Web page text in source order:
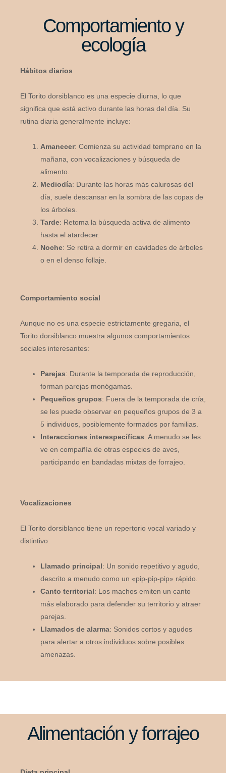
Comportamiento y
ecología
Hábitos diarios
El Torito dorsiblanco es una especie diurna, lo que
significa que está activo durante las horas del día. Su
rutina diaria generalmente incluye:
Amanecer: Comienza su actividad temprano en la
mañana, con vocalizaciones y búsqueda de
alimento.
Mediodía: Durante las horas más calurosas del
día, suele descansar en la sombra de las copas de
los árboles.
Tarde: Retoma la búsqueda activa de alimento
hasta el atardecer.
Noche: Se retira a dormir en cavidades de árboles
o en el denso follaje.
Comportamiento social
Aunque no es una especie estrictamente gregaria, el
Torito dorsiblanco muestra algunos comportamientos
sociales interesantes:
Parejas: Durante la temporada de reproducción,
forman parejas monógamas.
Pequeños grupos: Fuera de la temporada de cría,
se les puede observar en pequeños grupos de 3 a
5 individuos, posiblemente formados por familias.
Interacciones interespecíficas: A menudo se les
ve en compañía de otras especies de aves,
participando en bandadas mixtas de forrajeo.
Vocalizaciones
El Torito dorsiblanco tiene un repertorio vocal variado y
distintivo:
Llamado principal: Un sonido repetitivo y agudo,
descrito a menudo como un «pip-pip-pip» rápido.
Canto territorial: Los machos emiten un canto
más elaborado para defender su territorio y atraer
parejas.
Llamados de alarma: Sonidos cortos y agudos
para alertar a otros individuos sobre posibles
amenazas.
Alimentación y forrajeo